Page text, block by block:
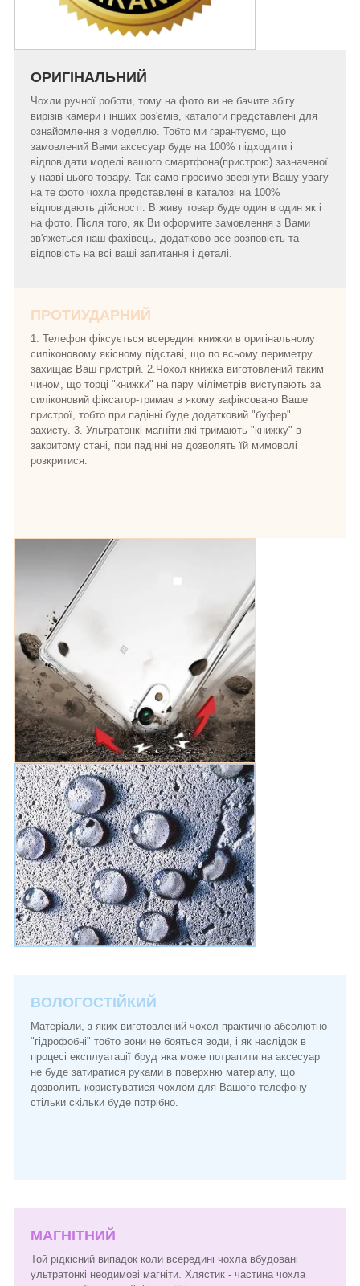
ОРИГІНАЛЬНИЙ
Чохли ручної роботи, тому на фото ви не бачите збігу
вирізів камери і інших роз'ємів, каталоги представлені для
ознайомлення з моделлю. Тобто ми гарантуємо, що
замовлений Вами аксесуар буде на 100% підходити і
відповідати моделі вашого смартфона(пристрою) зазначеної
у назві цього товару. Так само просимо звернути Вашу увагу
на те фото чохла представлені в каталозі на 100%
відповідають дійсності. В живу товар буде один в один як і
на фото. Після того, як Ви оформите замовлення з Вами
зв'яжеться наш фахівець, додатково все розповість та
відповість на всі ваші запитання і деталі.
ПРОТИУДАРНИЙ
1. Телефон фіксується всередині книжки в оригінальному
силіконовому якісному підставі, що по всьому периметру
захищає Ваш пристрій. 2.Чохол книжка виготовлений таким
чином, що торці "книжки" на пару міліметрів виступають за
силіконовий фіксатор-тримач в якому зафіксовано Ваше
пристрої, тобто при падінні буде додатковий "буфер"
захисту. 3. Ультратонкі магніти які тримають "книжку" в
закритому стані, при падінні не дозволять їй мимоволі
розкритися.
ВОЛОГОСТІЙКИЙ
Матеріали, з яких виготовлений чохол практично абсолютно
"гідрофобні" тобто вони не бояться води, і як наслідок в
процесі експлуатації бруд яка може потрапити на аксесуар
не буде затиратися руками в поверхню матеріалу, що
дозволить користуватися чохлом для Вашого телефону
стільки скільки буде потрібно.
МАГНІТНИЙ
Той рідкісний випадок коли всередині чохла вбудовані
ультратонкі неодимові магніти. Хлястик - частина чохла